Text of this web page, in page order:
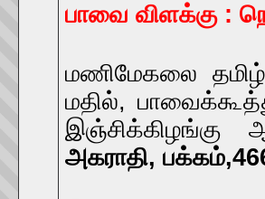
பாவை விளக்கு :
மணிமேகலை
மதில்,
இஞ்சிக்கிழங்கு
அகராதி,